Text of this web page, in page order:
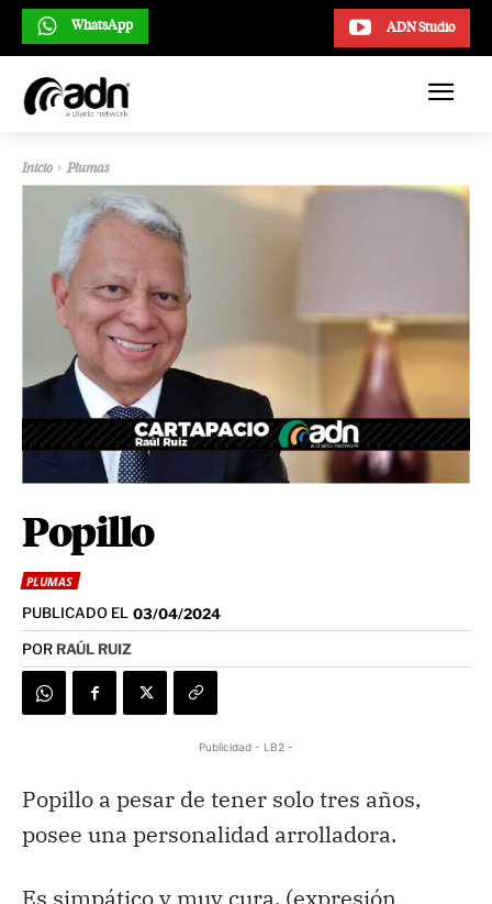
ADN Studio
WhatsApp
Inicio Plumas
Popillo
PLUMAS
PUBLICADO EL 03/04/2024
POR RAÚL RUIZ
Publicidad - LB2 -
Popillo a pesar de tener solo tres años,
posee una personalidad arrolladora.